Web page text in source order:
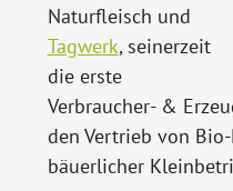
Naturfleisch und
Tagwerk, seinerzeit
die erste
Verbraucher- &
den Vertrieb von
bäuerlicher